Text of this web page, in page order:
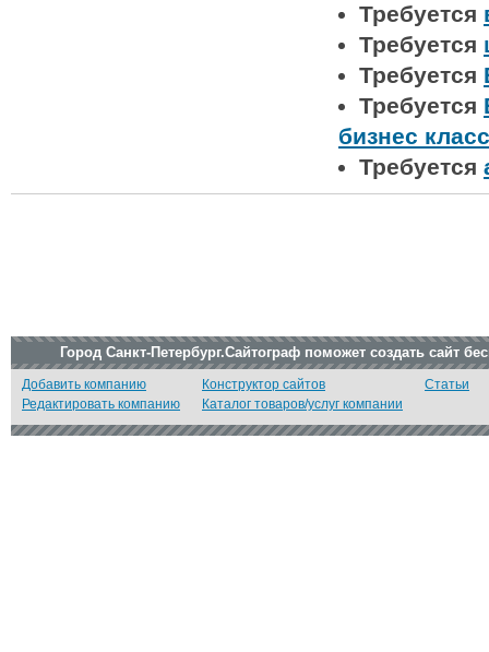
Требуется
Требуется
Требуется
Требуется
бизнес
Требуется
Город Санкт-Петербург.Сайтограф поможет создать сайт
Добавить компанию
Редактировать компанию
Конструктор сайтов
Каталог товаров/услуг компании
Статьи